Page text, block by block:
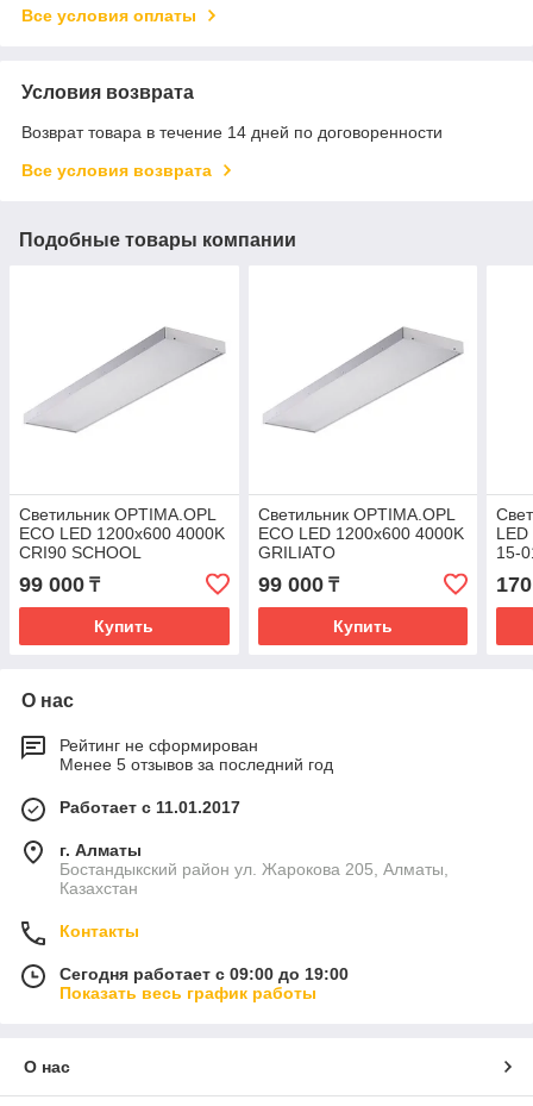
Все условия оплаты
Условия возврата
Возврат товара в течение 14 дней по договоренности
Все условия возврата
Подобные товары компании
Светильник OPTIMA.OPL
ECO LED 1200x600 4000K
CRI90 SCHOOL
99 000 ₸
Купить
Светильник OPTIMA.OPL
ECO LED 1200x600 4000K
GRILIATO
99 000₸
Купить
15-
О нас
Рейтинг не сформирован
Менее 5 отзывов за последний год
Работает с 11.01.2017
г. Алматы
Бостандыкский район ул. Жарокова 205, Алматы,
Казахстан
Контакты
Сегодня работает с 09:00 до 19:00
Показать весь график работы
О нас